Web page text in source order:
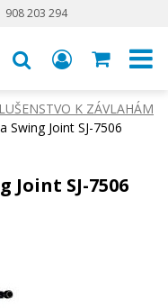
908 203 294
K ZÁVLAHÁM
Swing Joint SJ-7506
Joint SJ-7506